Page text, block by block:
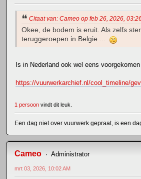
Citaat van: Cameo op feb 26, 2026,
Okee, de bodem is eruit. Als zelfs
teruggeroepen in Belgie ...
Is in Nederland ook wel eens voorgekomen
https://vuurwerkarchief.nl/cool_timeline/
1 persoon vindt dit leuk.
Een dag niet over vuurwerk gepraat, is een
Cameo Administrator
mrt 03, 2026, 10:02 AM